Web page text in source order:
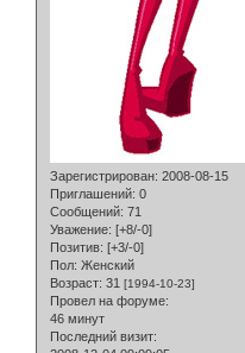
Зарегистрирован: 2008-08-15
Приглашений: 0
Сообщений: 71
Уважение: [+8/-0]
Позитив: [+3/-0]
Пол: Женский
Возраст: 31 [1994-10-23]
Провел на форуме:
46 минут
Последний визит: